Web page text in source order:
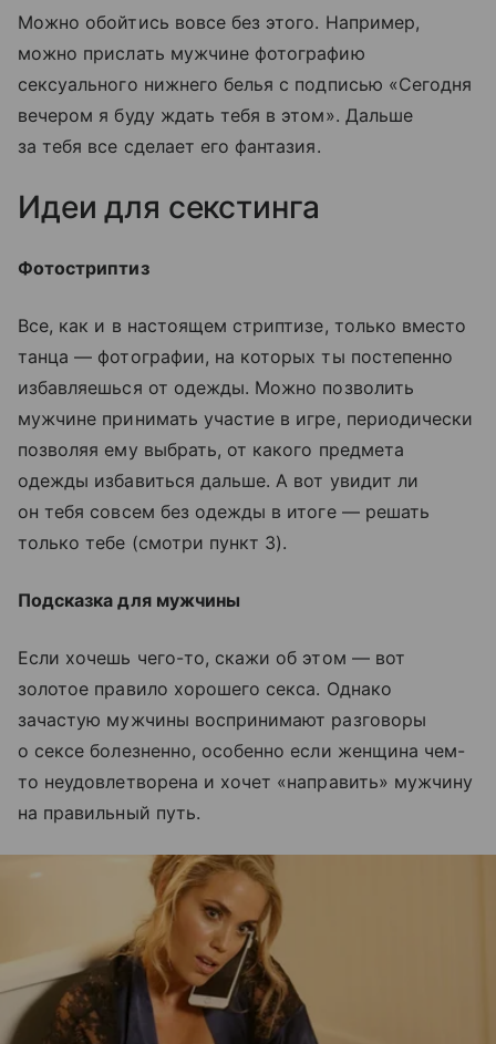
Можно обойтись вовсе без этого. Например,
можно прислать мужчине фотографию
сексуального нижнего белья с подписью «Сегодня
вечером я буду ждать тебя в этом». Дальше
за тебя все сделает его фантазия.
Идеи для секстинга
Фотостриптиз
Все, как и в настоящем стриптизе, только вместо
танца — фотографии, на которых ты постепенно
избавляешься от одежды. Можно позволить
мужчине принимать участие в игре, периодически
позволяя ему выбрать, от какого предмета
одежды избавиться дальше. А вот увидит ли
он тебя совсем без одежды в итоге — решать
только тебе (смотри пункт 3).
Подсказка для мужчины
Если хочешь чего-то, скажи об этом — вот
золотое правило хорошего секса. Однако
зачастую мужчины воспринимают разговоры
о сексе болезненно, особенно если женщина чем-
то неудовлетворена и хочет «направить» мужчину
на правильный путь.